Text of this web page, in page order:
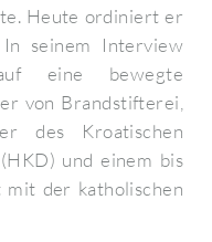
Heute ordiniert er
seinem Interview
eine bewegte
von Brandstifterei,
des Kroatischen
und einem bis
mit der katholischen